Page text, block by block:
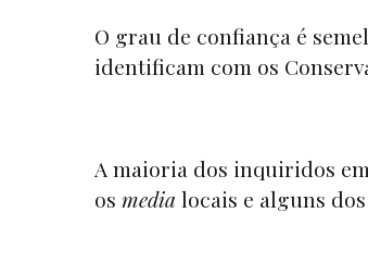
O grau de confiança é
identificam com os
A maioria dos inquiridos
os media locais e alguns